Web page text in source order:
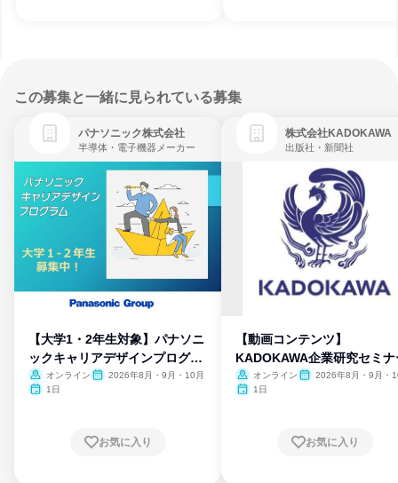
この募集と一緒に見られている募集
パナソニック株式会社
半導体・電子機器メーカー
【大学1・2年生対象】パナソニ
ックキャリアデザインプログラ
ム
オンライン
2026年8月・9月・10月
1日
お気に入り
株式会社KADOKAWA
出版社・新聞社
【動画コンテンツ】
KADOKAWA企業研究セミナ
オンライン
2026年8月・9月・
1日
お気に入り